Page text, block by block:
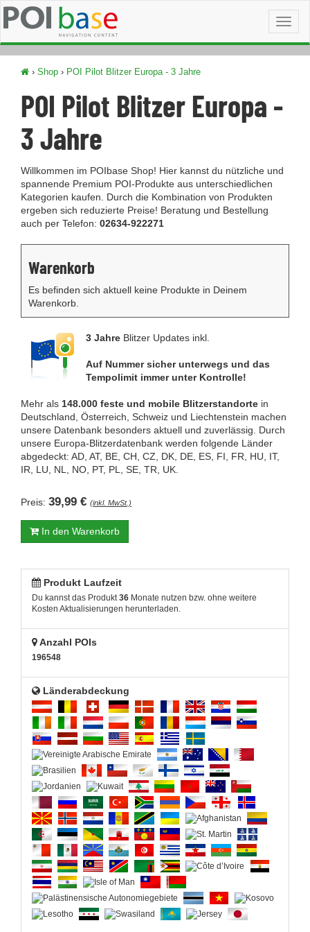
› Shop › POI Pilot Blitzer Europa - 3 Jahre
POI Pilot Blitzer Europa -
3 Jahre
Willkommen im POIbase Shop! Hier kannst du nützliche und
spannende Premium POI-Produkte aus unterschiedlichen
Kategorien kaufen. Durch die Kombination von Produkten
ergeben sich reduzierte Preise! Beratung und Bestellung
auch per Telefon: 02634-922271
Warenkorb
Es befinden sich aktuell keine Produkte in Deinem
Warenkorb.
3 Jahre Blitzer Updates inkl.
Auf Nummer sicher unterwegs und das
Tempolimit immer unter Kontrolle!
Mehr als 148.000 feste und mobile Blitzerstandorte in
Deutschland, Österreich, Schweiz und Liechtenstein machen
unsere Datenbank besonders aktuell und zuverlässig. Durch
unsere Europa-Blitzerdatenbank werden folgende Länder
abgedeckt: AD, AT, BE, CH, CZ, DK, DE, ES, FI, FR, HU, IT,
IR, LU, NL, NO, PT, PL, SE, TR, UK.
Preis: 39,99 € (inkl. MwSt.)
In den Warenkorb
Produkt Laufzeit
Du kannst das Produkt 36 Monate nutzen bzw. ohne weitere
Kosten Aktualisierungen herunterladen.
Anzahl POIs
196548
Länderabdeckung